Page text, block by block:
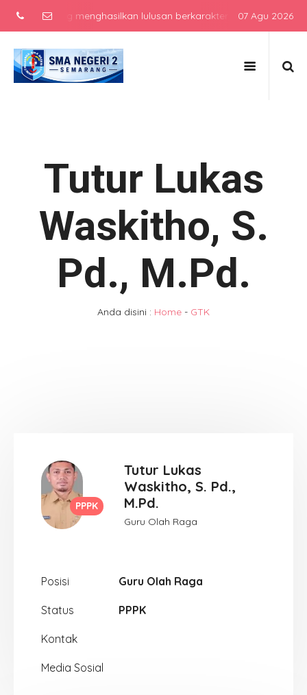
yang menghasilkan lulusan berkarakter, berprestasi,
07 Agu 2026
Tutur Lukas
Waskitho, S.
Pd., M.Pd.
Anda disini : Home - GTK
PPPK
Tutur Lukas
Waskitho, S. Pd.,
M.Pd.
Guru Olah Raga
Posisi Guru Olah Raga
Status PPPK
Kontak
Media Sosial